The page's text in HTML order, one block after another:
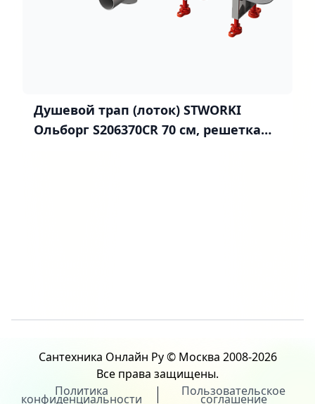
Душевой трап (лоток) STWORKI
Ольборг S206370CR 70 см, решетка
Сантехника Онлайн Ру © Москва 2008-2026
Все права защищены.
Политика
конфиденциальности
Пользовательское
соглашение